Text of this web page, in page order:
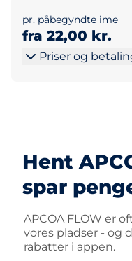
pr. påbegyndte ime
fra 22,00 kr.
Priser og
Hent
spar
APCOA FLOW er
vores pladser - og
rabatter i appen.